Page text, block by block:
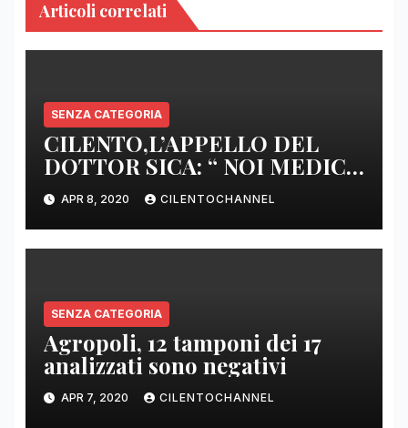
Articoli correlati
SENZA CATEGORIA
CILENTO,L’APPELLO DEL
DOTTOR SICA: “ NOI MEDICI
DI BASE SIAMO SENZA ARMI
E SENZA PRESIDI”
APR 8, 2020 CILENTOCHANNEL
SENZA CATEGORIA
Agropoli, 12 tamponi dei 17
analizzati sono negativi
APR 7, 2020 CILENTOCHANNEL